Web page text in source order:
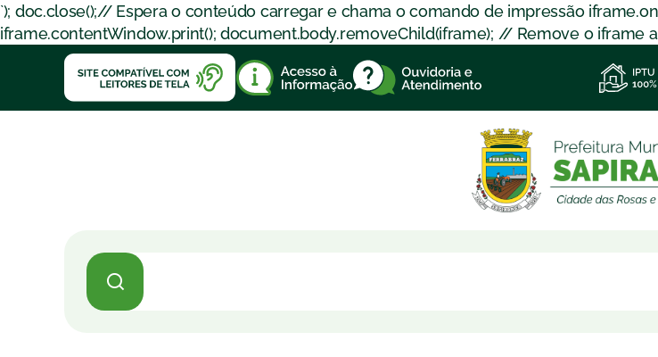
`); doc.close();// Espera o conteúdo carregar e chama o comando de impressão
iframe.contentWindow.print(); document.body.removeChild(iframe); // Remove o iframe